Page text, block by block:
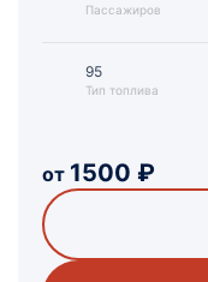
Пассажиров
95
Тип топлива
от 1500 ₽